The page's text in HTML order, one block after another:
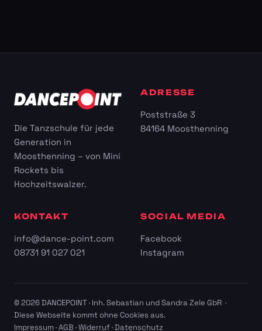
Die Tanzschule für jede
Generation in
Moosthenning – von Mini
Rockets bis
Hochzeitswalzer.
ADRESSE
Poststraße 3
84164 Moosthenning
KONTAKT
info@dance-point.com
08731 91 027 021
SOCIAL MEDIA
Facebook
Instagram
© 2026 DANCEPOINT · Inh. Sebastian und Sandra Zele GbR ·
Diese Webseite kommt ohne Cookies aus.
Impressum·AGB ·Widerruf·Datenschutz